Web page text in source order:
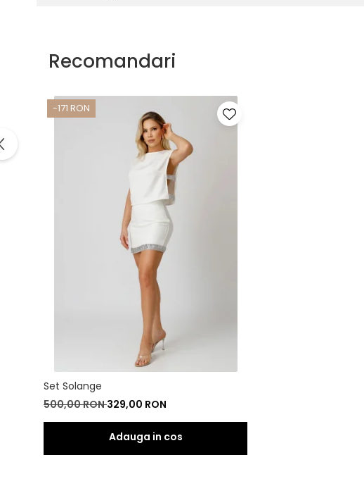
Recomandari
-171 RON
Set Solange
500,00 RON329,00 RON